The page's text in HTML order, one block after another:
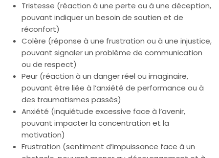
Tristesse (réaction à une perte ou à une déception,
pouvant indiquer un besoin de soutien et de
réconfort)
Colère (réponse à une frustration ou à une injustice,
pouvant signaler un problème de communication
ou de respect)
Peur (réaction à un danger réel ou imaginaire,
pouvant être liée à l’anxiété de performance ou à
des traumatismes passés)
Anxiété (inquiétude excessive face à l’avenir,
pouvant impacter la concentration et la
motivation)
Frustration (sentiment d’impuissance face à un